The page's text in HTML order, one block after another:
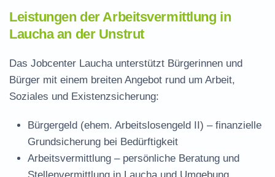
Leistungen der Arbeitsvermittlung in
Laucha an der Unstrut
Das Jobcenter Laucha unterstützt Bürgerinnen und
Bürger mit einem breiten Angebot rund um Arbeit,
Soziales und Existenzsicherung:
Bürgergeld (ehem. Arbeitslosengeld II) – finanzielle
Grundsicherung bei Bedürftigkeit
Arbeitsvermittlung – persönliche Beratung und